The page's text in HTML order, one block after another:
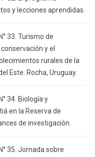
y lecciones aprendidas.
33. Turismo de
y el
rurales de la
Este. Rocha, Uruguay.
34. Biología y
en la Reserva de
de investigación.
35. Jornada sobre